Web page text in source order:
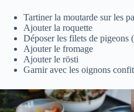
Tartiner la moutarde sur les
Ajouter la roquette
Déposer les filets de pigeons
Ajouter le fromage
Ajouter le rösti
Garnir avec les oignons